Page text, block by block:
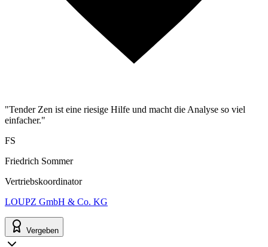
"Tender Zen ist eine riesige Hilfe und macht die Analyse so viel
einfacher."
FS
Friedrich Sommer
Vertriebskoordinator
LOUPZ GmbH & Co. KG
Vergeben